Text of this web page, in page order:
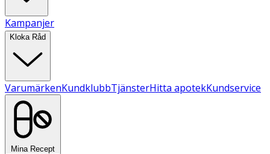
Kampanjer
Kloka Råd
VarumärkenKundklubbTjänsterHitta apotekKundservice
Mina Recept